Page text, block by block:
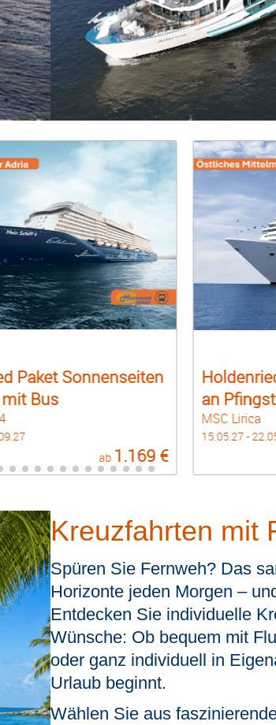
Paket Sonnenseiten
Bus
ab 1.169 €
an
MSC Lirica
15.05.27 -
Kreuzfahrten mit
Spüren Sie Fernweh? Das
Horizonte jeden Morgen –
Entdecken Sie individuelle
Wünsche: Ob bequem mit
oder ganz individuell in
Urlaub beginnt.
Wählen Sie aus